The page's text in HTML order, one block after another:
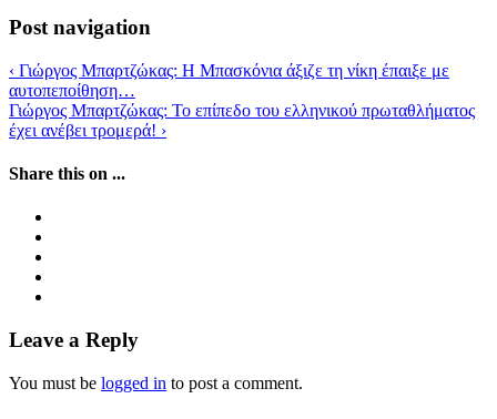
Post navigation
‹ Γιώργος Μπαρτζώκας: Η Μπασκόνια άξιζε τη νίκη έπαιξε με
αυτοπεποίθηση…
Γιώργος Μπαρτζώκας: Το επίπεδο του ελληνικού πρωταθλήματος
έχει ανέβει τρομερά! ›
Share this on ...
Leave a Reply
You must be logged in to post a comment.